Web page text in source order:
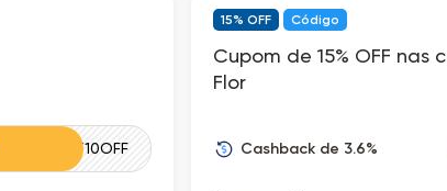
RKT10OFF
15% OFF Código
Cupom de 15% OFF nas
Flor
Cashback de 3.6%